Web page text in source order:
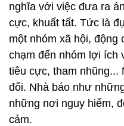
nghĩa với việc đưa ra
cực, khuất tất. Tức là
một nhóm xã hội, động
chạm đến nhóm lợi ích
tiêu cực, tham nhũng...
đối. Nhà báo như
những nơi nguy hiểm,
cảm.